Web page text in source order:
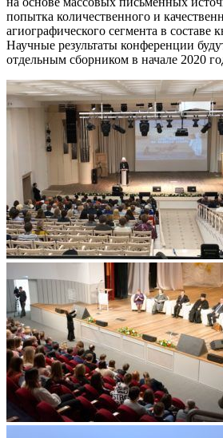
попытка количественного и
агиографического сегмента в составе
Научные результаты конференции
отдельным сборником в начале 2020